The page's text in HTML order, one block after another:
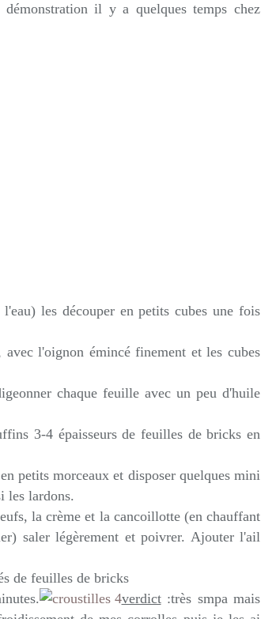
il y a quelques temps chez
les découper en petits cubes une fois
l'oignon émincé finement et les cubes
chaque feuille avec un peu d'huile
3-4 épaisseurs de feuilles de bricks en
petits morceaux et disposer quelques mini
les lardons.
la crème et la cancoillotte (en chauffant
saler légèrement et poivrer. Ajouter l'ail
de feuilles de bricks
verdict:très smpa mais